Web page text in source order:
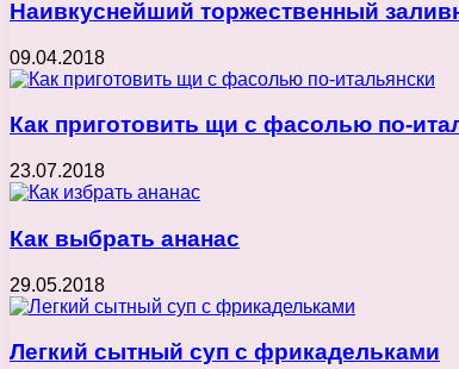
Наивкуснейший торжественный
09.04.2018
Как приготовить щи с фасолью по-
23.07.2018
Как выбрать ананас
29.05.2018
Легкий сытный суп с фрикадельками